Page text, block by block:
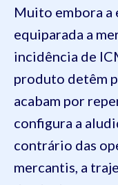
Muito embora a
equiparada a
incidência de
produto detêm
acabam por
configura a
contrário das
mercantis, a